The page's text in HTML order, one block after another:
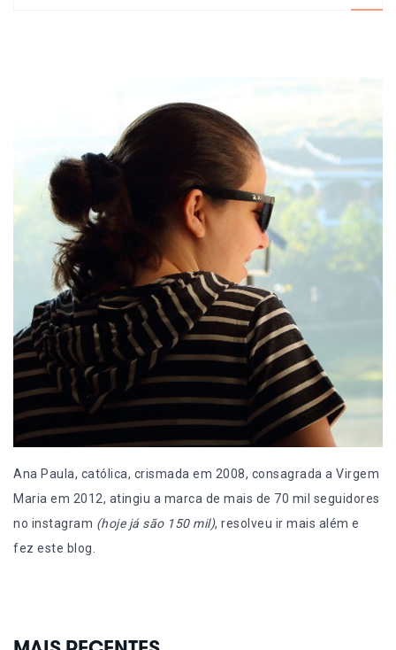
Ana Paula, católica, crismada em 2008, consagrada a Virgem
Maria em 2012, atingiu a marca de mais de 70 mil seguidores
no instagram (hoje já são 150 mil), resolveu ir mais além e
fez este blog.